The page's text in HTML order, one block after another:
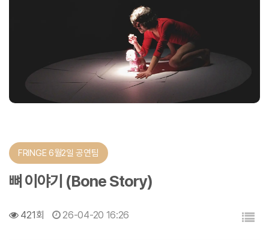
FRINGE 6월2일 공연팀
뼈 이야기 (Bone Story)
421회 26-04-20 16:26